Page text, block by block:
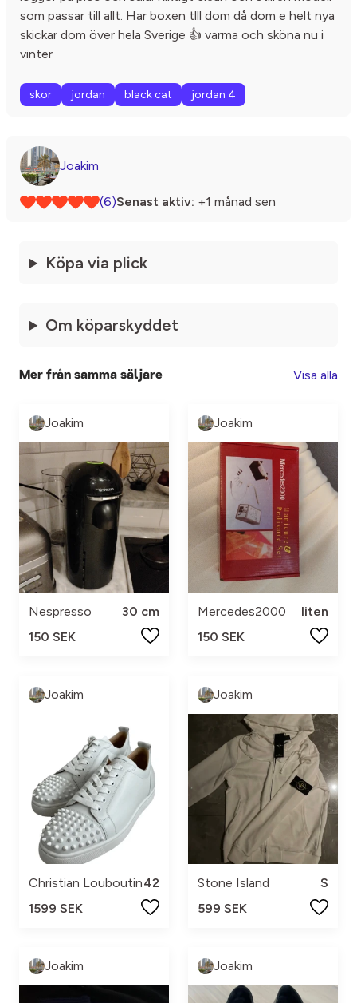
som passar till allt. Har boxen tlll dom då dom e helt nya
skickar dom över hela Sverige 👍 varma och sköna nu i
vinter
skor jordan black cat jordan 4
Joakim
(6)Senast aktiv: +1 månad sen
Köpa via plick
Om köparskyddet
Mer från samma säljare Visa alla
Joakim
Nespresso
30 cm
150 SEK
Joakim
Mercedes2000
liten
150 SEK
Joakim
Christian Louboutin42
1599 SEK
Joakim
Stone Island
S
599 SEK
Joakim Joakim